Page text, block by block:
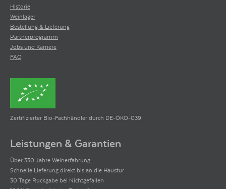
Historie
Weinlager
Bestellung & Lieferung
Partnerprogramm
Jobs und Karriere
FAQ
Zertifizierter Bio-Fachhändler durch DE-ÖKO-039
Leistungen & Garantien
Über 330 Jahre Weinerfahrung
Schnelle Lieferung direkt bis an die Haustür
30 Tage Rückgabe bei Nichtgefallen